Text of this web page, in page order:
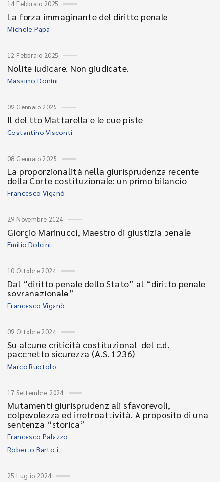
14 Febbraio 2025
La forza immaginante del diritto penale
Michele Papa
12 Febbraio 2025
Nolite iudicare. Non giudicate.
Massimo Donini
09 Gennaio 2025
Il delitto Mattarella e le due piste
Costantino Visconti
08 Gennaio 2025
La proporzionalità nella giurisprudenza recente
della Corte costituzionale: un primo bilancio
Francesco Viganò
29 Novembre 2024
Giorgio Marinucci, Maestro di giustizia penale
Emilio Dolcini
10 Ottobre 2024
Dal “diritto penale dello Stato” al “diritto penale
sovranazionale”
Francesco Viganò
09 Ottobre 2024
Su alcune criticità costituzionali del c.d.
pacchetto sicurezza (A.S. 1236)
Marco Ruotolo
17 Settembre 2024
Mutamenti giurisprudenziali sfavorevoli,
colpevolezza ed irretroattività. A proposito di una
sentenza “storica”
Francesco Palazzo
Roberto Bartoli
25 Luglio 2024